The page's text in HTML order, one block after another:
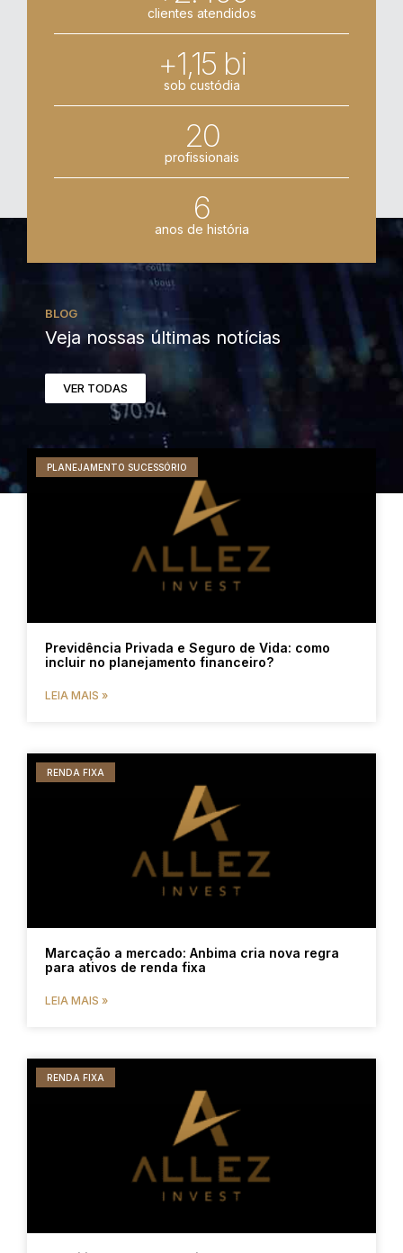
clientes atendidos
+1,15 bi
sob custódia
20
profissionais
6
anos de história
BLOG
Veja nossas últimas notícias
VER TODAS
PLANEJAMENTO SUCESSÓRIO
Previdência Privada e Seguro de Vida: como
incluir no planejamento financeiro?
LEIA MAIS »
RENDA FIXA
Marcação a mercado: Anbima cria nova regra
para ativos de renda fixa
LEIA MAIS »
RENDA FIXA